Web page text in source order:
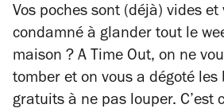
Vos poches sont (déjà) vides et
condamné à glander tout le
maison ? A Time Out, on ne
tomber et on vous a dégoté les
gratuits à ne pas louper. C’est